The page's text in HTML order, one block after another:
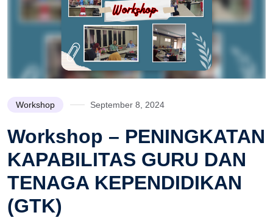
Workshop September 8, 2024
Workshop – PENINGKATAN
KAPABILITAS GURU DAN
TENAGA KEPENDIDIKAN
(GTK)